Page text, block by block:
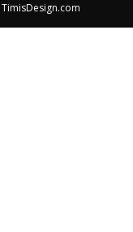
TimisDesign.com